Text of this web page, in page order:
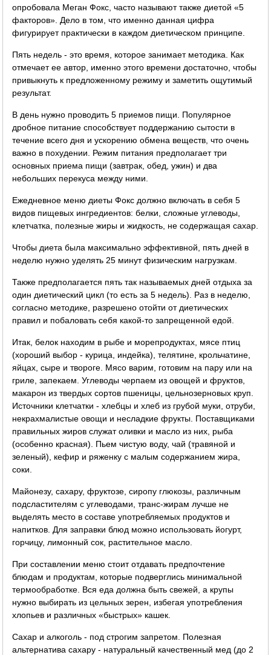
опробовала Меган Фокс, часто называют также диетой «5
факторов». Дело в том, что именно данная цифра
фигурирует практически в каждом диетическом принципе.
Пять недель - это время, которое занимает методика. Как
отмечает ее автор, именно этого времени достаточно, чтобы
привыкнуть к предложенному режиму и заметить ощутимый
результат.
В день нужно проводить 5 приемов пищи. Популярное
дробное питание способствует поддержанию сытости в
течение всего дня и ускорению обмена веществ, что очень
важно в похудении. Режим питания предполагает три
основных приема пищи (завтрак, обед, ужин) и два
небольших перекуса между ними.
Ежедневное меню диеты Фокс должно включать в себя 5
видов пищевых ингредиентов: белки, сложные углеводы,
клетчатка, полезные жиры и жидкость, не содержащая сахар.
Чтобы диета была максимально эффективной, пять дней в
неделю нужно уделять 25 минут физическим нагрузкам.
Также предполагается пять так называемых дней отдыха за
один диетический цикл (то есть за 5 недель). Раз в неделю,
согласно методике, разрешено отойти от диетических
правил и побаловать себя какой-то запрещенной едой.
Итак, белок находим в рыбе и морепродуктах, мясе птиц
(хороший выбор - курица, индейка), телятине, крольчатине,
яйцах, сыре и твороге. Мясо варим, готовим на пару или на
гриле, запекаем. Углеводы черпаем из овощей и фруктов,
макарон из твердых сортов пшеницы, цельнозерновых круп.
Источники клетчатки - хлебцы и хлеб из грубой муки, отруби,
некрахмалистые овощи и несладкие фрукты. Поставщиками
правильных жиров служат оливки и масло из них, рыба
(особенно красная). Пьем чистую воду, чай (травяной и
зеленый), кефир и ряженку с малым содержанием жира,
соки.
Майонезу, сахару, фруктозе, сиропу глюкозы, различным
подсластителям с углеводами, транс-жирам лучше не
выделять место в составе употребляемых продуктов и
напитков. Для заправки блюд можно использовать йогурт,
горчицу, лимонный сок, растительное масло.
При составлении меню стоит отдавать предпочтение
блюдам и продуктам, которые подверглись минимальной
термообработке. Вся еда должна быть свежей, а крупы
нужно выбирать из цельных зерен, избегая употребления
хлопьев и различных «быстрых» кашек.
Сахар и алкоголь - под строгим запретом. Полезная
альтернатива сахару - натуральный качественный мед (до 2